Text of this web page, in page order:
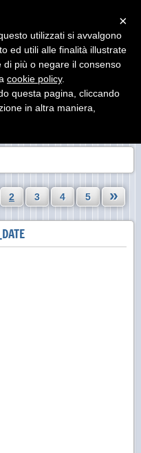
2 3 4 5 »
×
utilizzati si avvalgono
ed utili alle finalità illustrate
di più o negare il consenso
cookie policy.
questa pagina, cliccando
in altra maniera,